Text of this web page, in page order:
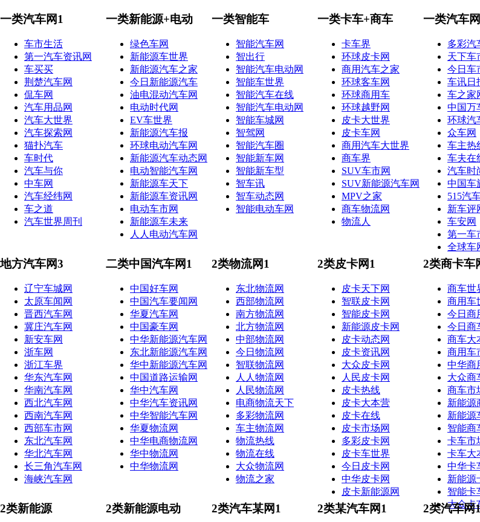
一类汽车网1
车市生活
第一汽车资讯网
车买买
荆楚汽车网
侃车网
汽车用品网
汽车大世界
汽车探索网
猫扑汽车
车时代
汽车与你
中车网
汽车经纬网
车之道
汽车世界周刊
一类新能源+电动
绿色车网
新能源车世界
新能源汽车之家
今日新能源汽车
油电混动汽车网
电动时代网
EV车世界
新能源汽车报
环球电动汽车网
新能源汽车动态网
电动智能汽车网
新能源车天下
新能源车资讯网
电动车市网
新能源车未来
人人电动汽车网
一类智能车
智能汽车网
智出行
智能汽车电动网
智能车世界
智能汽车在线
智能汽车电动网
智能车城网
智驾网
智能汽车圈
智能新车网
智能新车型
智车讯
智车动态网
智能电动车网
一类卡车+商车
卡车界
环球皮卡网
商用汽车之家
环球客车网
环球商用车
环球越野网
皮卡大世界
皮卡车网
商用汽车大世界
商车界
SUV车市网
SUV新能源汽车网
MPV之家
商车物流网
物流人
一类汽车
多彩汽
天下车
今日车
车讯日
车之家
中国万
环球汽
众车网
车主热
车夫在
汽车时
中国车
515汽
新车评
车安网
第一车
全球车
地方汽车网3
辽宁车城网
太原车闻网
晋西汽车网
冀庄汽车网
新安车网
浙车网
浙江车界
华东汽车网
华南汽车网
西北汽车网
西南汽车网
西部车市网
东北汽车网
华北汽车网
长三角汽车网
海峡汽车网
二类中国汽车网1
中国好车网
中国汽车要闻网
华夏汽车网
中国豪车网
中华新能源汽车网
东北新能源汽车网
华中新能源汽车网
中国道路运输网
华中汽车网
中华汽车资讯网
中华智能汽车网
华夏物流网
中华电商物流网
华中物流网
中华物流网
2类物流网1
东北物流网
西部物流网
南方物流网
北方物流网
中部物流网
今日物流网
智联物流网
人人物流网
人民物流网
电商物流天下
多彩物流网
车主物流网
物流热线
物流在线
大众物流网
物流之家
2类皮卡网1
皮卡天下网
智联皮卡网
智能皮卡网
新能源皮卡网
皮卡动态网
皮卡资讯网
大众皮卡网
人民皮卡网
皮卡热线
皮卡大本营
皮卡在线
皮卡市场网
多彩皮卡网
皮卡车世界
今日皮卡网
中华皮卡网
皮卡新能源网
2类商卡车
商车世
商用车
今日商
今日商
商车大
商用车
中华商
大众商
商车市
新能源
新能源
智能商
卡车市
卡车大
中华卡
新能源
智能卡
大众卡
2类新能源 2类新能源电动 2类汽车某网1 2类某汽车网1 2类汽车网